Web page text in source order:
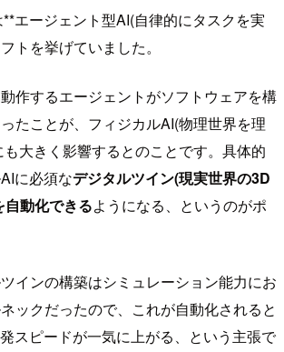
エージェント型AI(自律的にタスクを実
トを挙げていました。
作するエージェントがソフトウェアを構
たことが、フィジカルAI(物理世界を理
大きく影響するとのことです。具体的
に必須なデジタルツイン(現実世界の3D
動化できるようになる、というのがポ
インの構築はシミュレーション能力にお
ックだったので、これが自動化されると
スピードが一気に上がる、という主張で